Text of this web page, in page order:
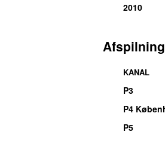
2010
KANAL
P3
P4
P5